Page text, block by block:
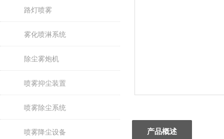
路灯喷雾
雾化喷淋系统
除尘雾炮机
喷雾抑尘装置
喷雾除尘系统
喷雾降尘设备 产品概述